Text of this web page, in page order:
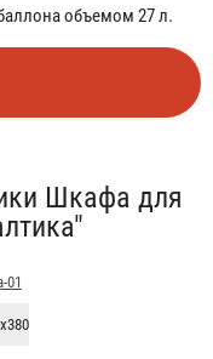
объемом 27 л.
Шкафа для
01